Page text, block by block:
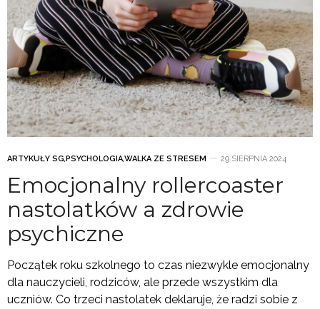
ARTYKUŁY SG,PSYCHOLOGIA,WALKA ZE STRESEM 29 SIERPNIA 2024
Emocjonalny rollercoaster
nastolatków a zdrowie
psychiczne
Początek roku szkolnego to czas niezwykle emocjonalny
dla nauczycieli, rodziców, ale przede wszystkim dla
uczniów. Co trzeci nastolatek deklaruje, że radzi sobie z